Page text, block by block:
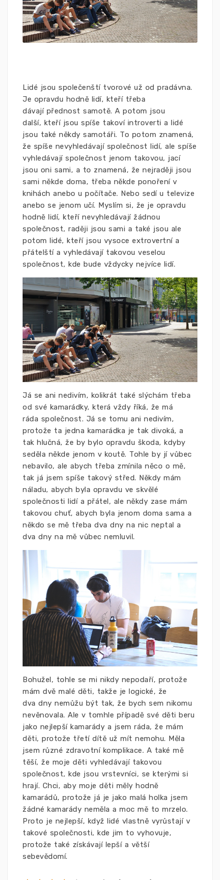
Lidé jsou společenští tvorové už od pradávna.
Je opravdu hodně lidí, kteří třeba
dávají přednost samotě. A potom jsou
další, kteří jsou spíše takoví introverti a lidé
jsou také někdy samotáři. To potom znamená,
že spíše nevyhledávají společnost lidí, ale spíše
vyhledávají společnost jenom takovou, jací
jsou oni sami, a to znamená, že nejraději jsou
sami někde doma, třeba někde ponoření v
knihách anebo u počítače. Nebo sedí u televize
anebo se jenom učí. Myslím si, že je opravdu
hodně lidí, kteří nevyhledávají žádnou
společnost, raději jsou sami a také jsou ale
potom lidé, kteří jsou vysoce extrovertní a
přátelští a vyhledávají takovou veselou
společnost, kde bude vždycky nejvíce lidí.
Já se ani nedivím, kolikrát také slýchám třeba
od své kamarádky, která vždy říká, že má
ráda společnost. Já se tomu ani nedivím,
protože ta jedna kamarádka je tak divoká, a
tak hlučná, že by bylo opravdu škoda, kdyby
seděla někde jenom v koutě. Tohle by jí vůbec
nebavilo, ale abych třeba zmínila něco o mě,
tak já jsem spíše takový střed. Někdy mám
náladu, abych byla opravdu ve skvělé
společnosti lidí a přátel, ale někdy zase mám
takovou chuť, abych byla jenom doma sama a
někdo se mě třeba dva dny na nic neptal a
dva dny na mě vůbec nemluvil.
Bohužel, tohle se mi nikdy nepodaří, protože
mám dvě malé děti, takže je logické, že
dva dny nemůžu být tak, že bych sem nikomu
nevěnovala. Ale v tomhle případě své děti beru
jako nejlepší kamarády a jsem ráda, že mám
děti, protože třetí dítě už mít nemohu. Měla
jsem různé zdravotní komplikace. A také mě
těší, že moje děti vyhledávají takovou
společnost, kde jsou vrstevníci, se kterými si
hrají. Chci, aby moje děti měly hodně
kamarádů, protože já je jako malá holka jsem
žádné kamarády neměla a moc mě to mrzelo.
Proto je nejlepší, když lidé vlastně vyrůstají v
takové společnosti, kde jim to vyhovuje,
protože také získávají lepší a větší
sebevědomí.